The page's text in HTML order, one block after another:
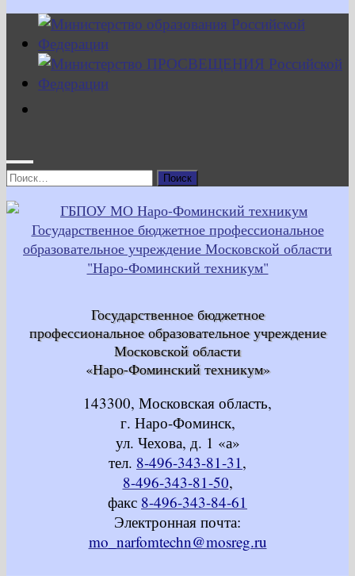
Найти:
Государственное бюджетное
профессиональное образовательное учреждение
Московской области
«Наро-Фоминский техникум»
143300, Московская область,
г. Наро-Фоминск,
ул. Чехова, д. 1 «а»
тел. 8-496-343-81-31,
8-496-343-81-50,
факс 8-496-343-84-61
Электронная почта:
mo_narfomtechn@mosreg.ru